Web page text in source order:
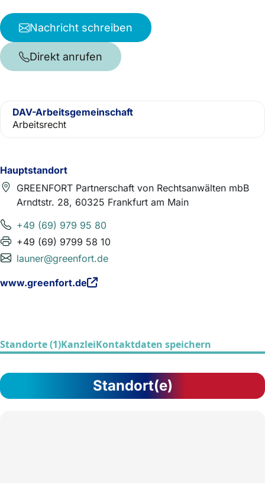
Hauptstandort
GREENFORT Partnerschaft von Rechtsanwälten mbB
Arndtstr. 28, 60325 Frankfurt am Main
+49 (69) 979 95 80
+49 (69) 9799 58 10
launer@greenfort.de
www.greenfort.de
Nachricht schreiben
Direkt anrufen
DAV-Arbeitsgemeinschaft
Arbeitsrecht
Standorte (1)KanzleiKontaktdaten speichern
Standort(e)